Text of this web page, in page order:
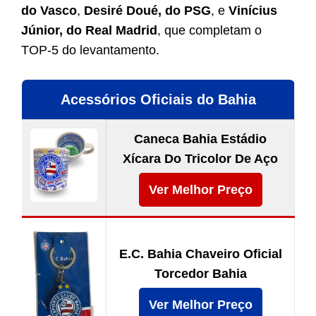
do Vasco, Desiré Doué, do PSG, e Vinícius
Júnior, do Real Madrid , que completam o
TOP-5 do levantamento.
Acessórios Oficiais do Bahia
Caneca Bahia Estádio
Xícara Do Tricolor De Aço
Ver Melhor Preço
E.C. Bahia Chaveiro Oficial
Torcedor Bahia
Ver Melhor Preço